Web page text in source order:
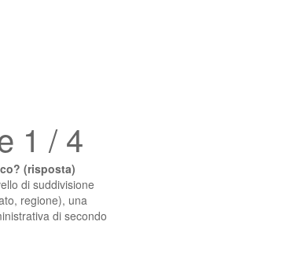
1 / 4
(risposta)
di suddivisione
regione), una
di secondo